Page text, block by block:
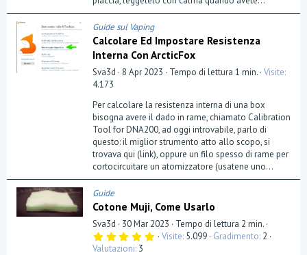
e
)
Guide sul Vaping
Calcolare Ed Impostare Resistenza
Interna Con ArcticFox
Sva3d 8 Apr 2023 Tempo di lettura 1 min. Visite
4.173
Per calcolare la resistenza interna di una box
bisogna avere il dado in rame, chiamato Calibration
Tool for DNA200, ad oggi introvabile, parlo di
questo: il miglior strumento atto allo scopo, si
trovava qui (link), oppure un filo spesso di rame per
cortocircuitare un atomizzatore (usatene uno...
Guide
Cotone Muji, Come Usarlo
Sva3d 30 Mar 2023
Tempo di lettura 2 min.
5 Visite 5.099 Gradimento 2
Valutazioni 3